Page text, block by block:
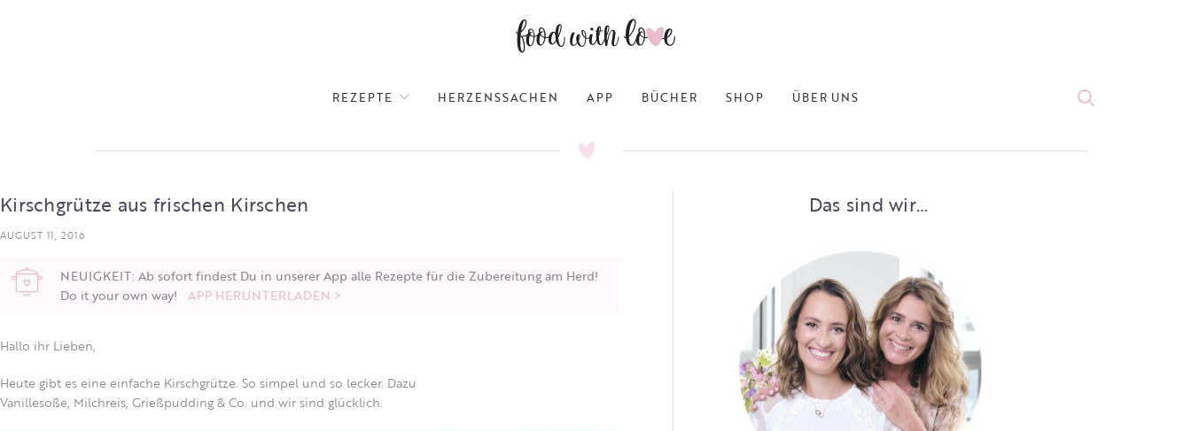
REZEPTE HERZENSSACHEN APP BÜCHER SHOP ÜBER UNS
Kirschgrütze aus frischen Kirschen
AUGUST 11, 2016
NEUIGKEIT: Ab sofort findest Du in unserer App alle Rezepte für die Zubereitung am Herd!
Do it your own way! APP HERUNTERLADEN >
Hallo ihr Lieben,
Heute gibt es eine einfache Kirschgrütze. So simpel und so lecker. Dazu
Vanillesoße, Milchreis, Grießpudding & Co. und wir sind glücklich.
Das sind wir…